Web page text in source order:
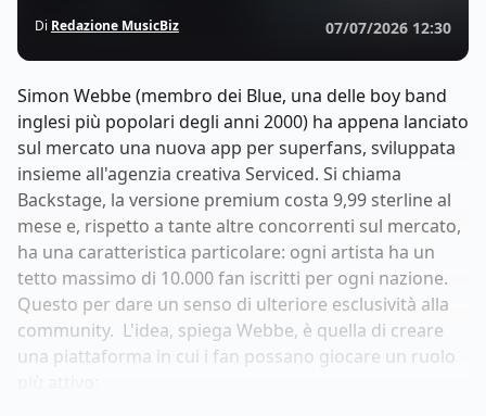
Di Redazione MusicBiz 07/07/2026 12:30
Simon Webbe (membro dei Blue, una delle boy band
inglesi più popolari degli anni 2000) ha appena lanciato
sul mercato una nuova app per superfans, sviluppata
insieme all'agenzia creativa Serviced. Si chiama
Backstage, la versione premium costa 9,99 sterline al
mese e, rispetto a tante altre concorrenti sul mercato,
ha una caratteristica particolare: ogni artista ha un
tetto massimo di 10.000 fan iscritti per ogni nazione.
Questo per dare un senso di ulteriore esclusività alla
community. L'idea, spiega Webbe, è quella di creare
una piattaforma in cui i fan possano giocare un ruolo